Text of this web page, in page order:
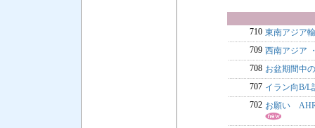
710 東南アジア
709 西南アジア
708 お盆期間中
707 イラン向B/L
702 お願い